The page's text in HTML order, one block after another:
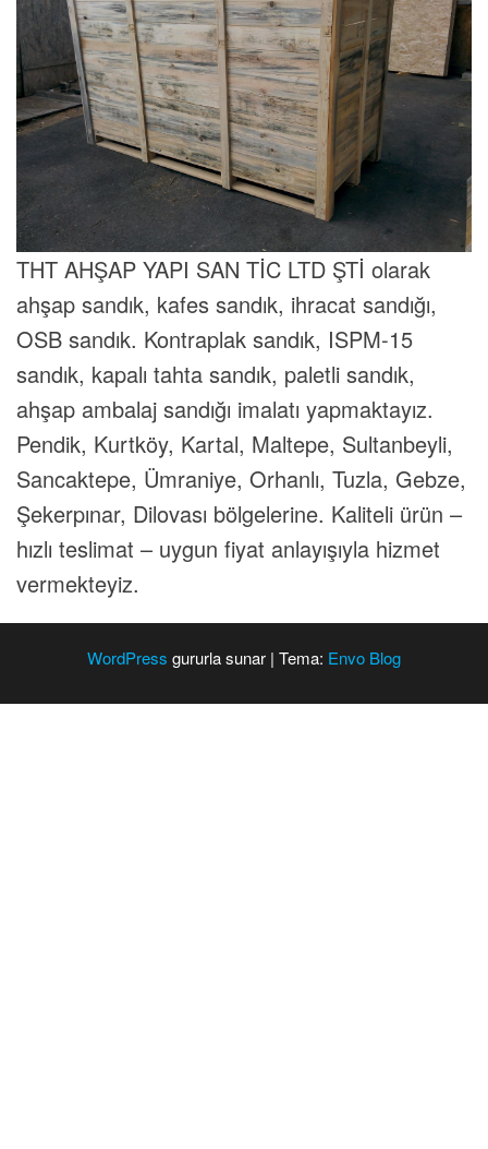
THT AHŞAP YAPI SAN TİC LTD ŞTİ olarak
ahşap sandık, kafes sandık, ihracat sandığı,
OSB sandık. Kontraplak sandık, ISPM-15
sandık, kapalı tahta sandık, paletli sandık,
ahşap ambalaj sandığı imalatı yapmaktayız.
Pendik, Kurtköy, Kartal, Maltepe, Sultanbeyli,
Sancaktepe, Ümraniye, Orhanlı, Tuzla, Gebze,
Şekerpınar, Dilovası bölgelerine. Kaliteli ürün –
hızlı teslimat – uygun fiyat anlayışıyla hizmet
vermekteyiz.
WordPress gururla sunar | Tema: Envo Blog